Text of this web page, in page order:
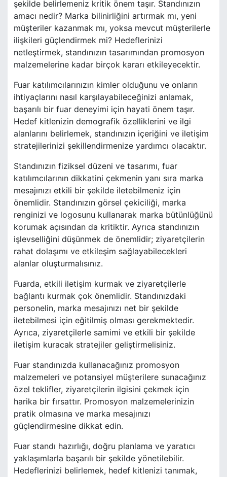
şekilde belirlemeniz kritik önem taşır. Standınızın
amacı nedir? Marka bilinirliğini artırmak mı, yeni
müşteriler kazanmak mı, yoksa mevcut müşterilerle
ilişkileri güçlendirmek mi? Hedeflerinizi
netleştirmek, standınızın tasarımından promosyon
malzemelerine kadar birçok kararı etkileyecektir.
Fuar katılımcılarınızın kimler olduğunu ve onların
ihtiyaçlarını nasıl karşılayabileceğinizi anlamak,
başarılı bir fuar deneyimi için hayati önem taşır.
Hedef kitlenizin demografik özelliklerini ve ilgi
alanlarını belirlemek, standınızın içeriğini ve iletişim
stratejilerinizi şekillendirmenize yardımcı olacaktır.
Standınızın fiziksel düzeni ve tasarımı, fuar
katılımcılarının dikkatini çekmenin yanı sıra marka
mesajınızı etkili bir şekilde iletebilmeniz için
önemlidir. Standınızın görsel çekiciliği, marka
renginizi ve logosunu kullanarak marka bütünlüğünü
korumak açısından da kritiktir. Ayrıca standınızın
işlevselliğini düşünmek de önemlidir; ziyaretçilerin
rahat dolaşımı ve etkileşim sağlayabilecekleri
alanlar oluşturmalısınız.
Fuarda, etkili iletişim kurmak ve ziyaretçilerle
bağlantı kurmak çok önemlidir. Standınızdaki
personelin, marka mesajınızı net bir şekilde
iletebilmesi için eğitilmiş olması gerekmektedir.
Ayrıca, ziyaretçilerle samimi ve etkili bir şekilde
iletişim kuracak stratejiler geliştirmelisiniz.
Fuar standınızda kullanacağınız promosyon
malzemeleri ve potansiyel müşterilere sunacağınız
özel teklifler, ziyaretçilerin ilgisini çekmek için
harika bir fırsattır. Promosyon malzemelerinizin
pratik olmasına ve marka mesajınızı
güçlendirmesine dikkat edin.
Fuar standı hazırlığı, doğru planlama ve yaratıcı
yaklaşımlarla başarılı bir şekilde yönetilebilir.
Hedeflerinizi belirlemek, hedef kitlenizi tanımak,